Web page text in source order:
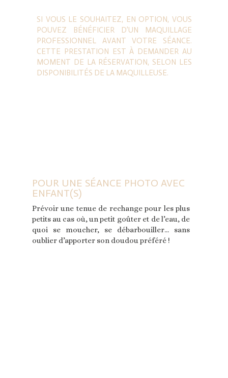
SI VOUS LE SOUHAITEZ, EN OPTION, VOUS
POUVEZ BÉNÉFICIER D’UN MAQUILLAGE
PROFESSIONNEL AVANT VOTRE SÉANCE.
CETTE PRESTATION EST À DEMANDER AU
MOMENT DE LA RÉSERVATION, SELON LES
DISPONIBILITÉS DE LA MAQUILLEUSE.
POUR UNE SÉANCE PHOTO AVEC
ENFANT(S)
Prévoir une tenue de rechange pour les plus
petits au cas où, un petit goûter et de l’eau, de
quoi se moucher, se débarbouiller… sans
oublier d’apporter son doudou préféré !